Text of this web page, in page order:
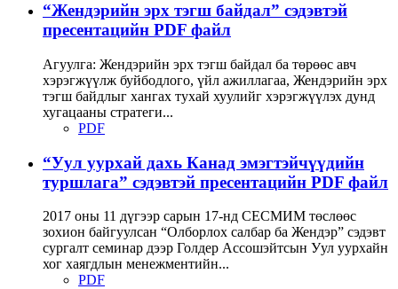
“Жендэрийн эрх тэгш байдал” сэдэвтэй
пресентацийн PDF файл
Агуулга: Жендэрийн эрх тэгш байдал ба төрөөс авч
хэрэгжүүлж буйбодлого, үйл ажиллагаа, Жендэрийн эрх
тэгш байдлыг хангах тухай хуулийг хэрэгжүүлэх дунд
хугацааны стратеги...
PDF
“Уул уурхай дахь Канад эмэгтэйчүүдийн
туршлага” сэдэвтэй пресентацийн PDF файл
2017 оны 11 дүгээр сарын 17-нд СЕСМИМ төслөөс
зохион байгуулсан “Олборлох салбар ба Жендэр” сэдэвт
сургалт семинар дээр Голдер Ассошэйтсын Уул уурхайн
хог хаягдлын менежментийн...
PDF